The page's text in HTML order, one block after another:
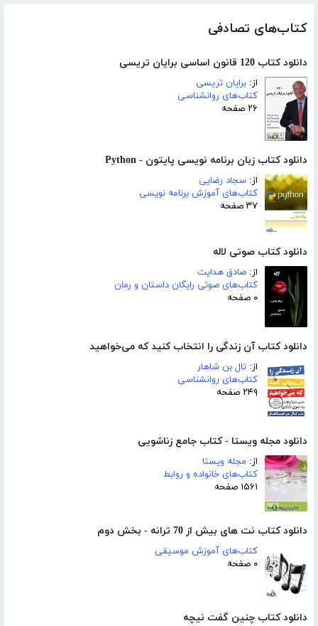
کتاب‌های تصادفی
دانلود کتاب 120 قانون اساسی برایان تریسی
از: برایان تریسی
کتاب‌های روانشناسی
۲۶ صفحه
دانلود کتاب زبان برنامه نویسی پایتون - Python
از: سجاد رضایی
کتاب‌های آموزش برنامه نویسی
۳۷ صفحه
دانلود کتاب صوتی لاله
از: صادق هدایت
کتاب‌های صوتی رایگان داستان و رمان
۰ صفحه
دانلود کتاب آن زندگی را انتخاب کنید که می‌خواهید
از: تال بن شاهار
کتاب‌های روانشناسی
۲۴۹ صفحه
دانلود مجله ویستا - کتاب جامع زناشویی
از: مجله ویستا
کتاب‌های خانواده و روابط
۱۵۶۱ صفحه
دانلود کتاب نت های بیش از 70 ترانه - بخش دوم
کتاب‌های آموزش موسیقی
۰ صفحه
دانلود کتاب چنین گفت نیچه